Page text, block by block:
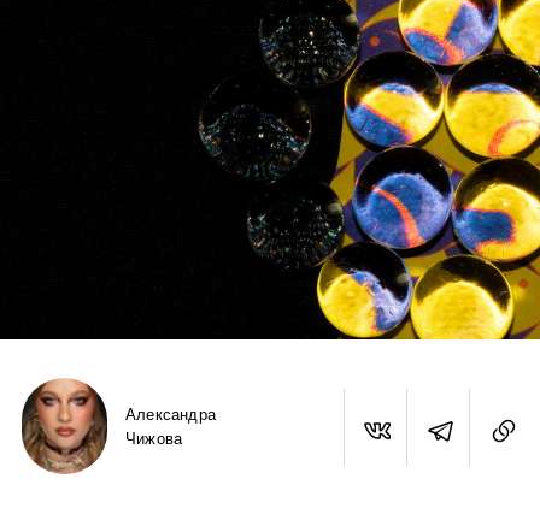
Александра
Чижова